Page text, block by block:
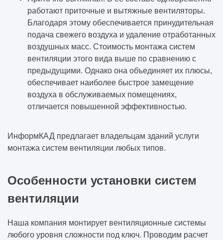
работают приточные и вытяжные вентиляторы.
Благодаря этому обеспечивается принудительная
подача свежего воздуха и удаление отработанных
воздушных масс. Стоимость монтажа систем
вентиляции этого вида выше по сравнению с
предыдущими. Однако она объединяет их плюсы,
обеспечивает наиболее быстрое замещение
воздуха в обслуживаемых помещениях,
отличается повышенной эффективностью.
ИнформКАД предлагает владельцам зданий услуги
монтажа систем вентиляции любых типов.
Особенности установки систем
вентиляции
Наша компания монтирует вентиляционные системы
любого уровня сложности под ключ. Проводим расчет